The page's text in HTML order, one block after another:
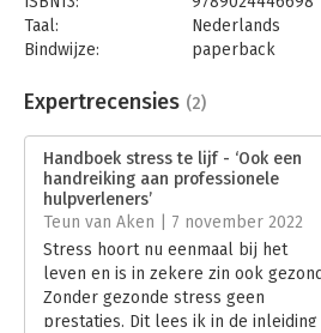
aanpak voor hun cliënten.
Taal:
Nederlands
Bindwijze:
paperback
Uitgever:
Boom
Verschijningsdatum:
27-1-2022
Hoofdrubriek:
Expertrecensies (2)
Handboek stress te lijf - ‘Ook een
handreiking aan professionele
hulpverleners’
Teun van Aken | 7 november 2022
Stress hoort nu eenmaal bij het
leven en is in zekere zin ook
Zonder gezonde stress geen
prestaties. Dit lees ik in de inleiding